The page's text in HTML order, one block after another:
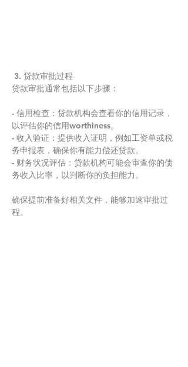
3. 贷款审批过程
贷款审批通常包括以下步骤：
- 信用检查：贷款机构会查看你的信用记录，
以评估你的信用worthiness。
- 收入验证：提供收入证明，例如工资单或税
务申报表，确保你有能力偿还贷款。
- 财务状况评估：贷款机构可能会审查你的债
务收入比率，以判断你的负担能力。
确保提前准备好相关文件，能够加速审批过
程。